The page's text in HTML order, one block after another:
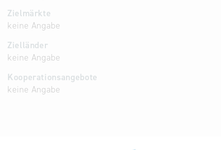
Zielmärkte
keine Angabe
Zielländer
keine Angabe
Kooperationsangebote
keine Angabe